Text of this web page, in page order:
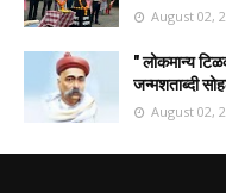
August 02,
" लोकमान्य
जन्मशताब्दी
August 02,